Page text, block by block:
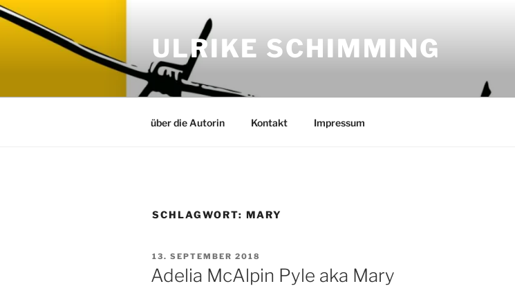
Zum
Inhalt
springen
ULRIKE SCHIMMING
über die Autorin Kontakt Impressum
SCHLAGWORT: MARY
VERÖFFENTLICHT
AM
13. SEPTEMBER 2018
Adelia McAlpin Pyle aka Mary